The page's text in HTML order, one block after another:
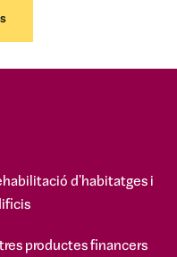
d'habitatges i
productes financers